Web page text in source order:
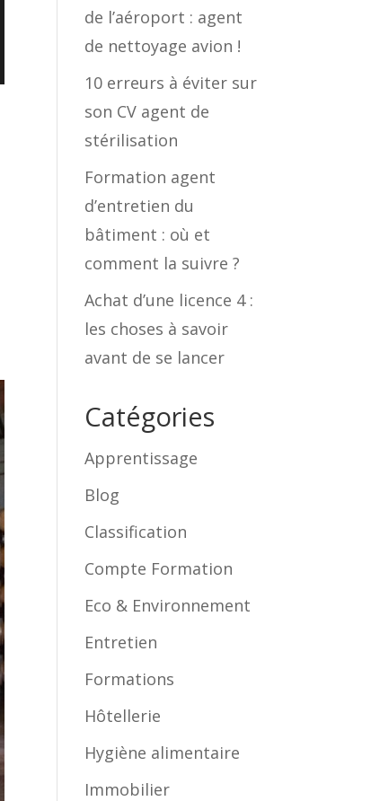
de l’aéroport : agent
de nettoyage avion !
10 erreurs à éviter sur
son CV agent de
stérilisation
Formation agent
d’entretien du
bâtiment : où et
comment la suivre ?
Achat d’une licence 4 :
les choses à savoir
avant de se lancer
Catégories
Apprentissage
Blog
Classification
Compte Formation
Eco & Environnement
Entretien
Formations
Hôtellerie
Hygiène alimentaire
Immobilier